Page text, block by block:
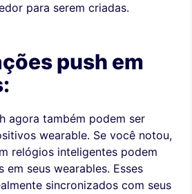
para serem criadas.
push em
agora também podem ser
wearable. Se você notou,
relógios inteligentes podem
seus wearables. Esses
sincronizados com seus